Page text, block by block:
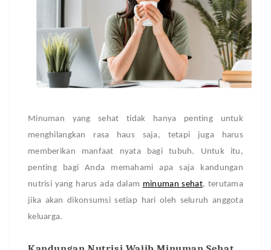
Minuman yang sehat tidak hanya penting untuk
menghilangkan rasa haus saja, tetapi juga harus
memberikan manfaat nyata bagi tubuh. Untuk itu,
penting bagi Anda memahami apa saja kandungan
nutrisi yang harus ada dalam minuman sehat, terutama
jika akan dikonsumsi setiap hari oleh seluruh anggota
keluarga.